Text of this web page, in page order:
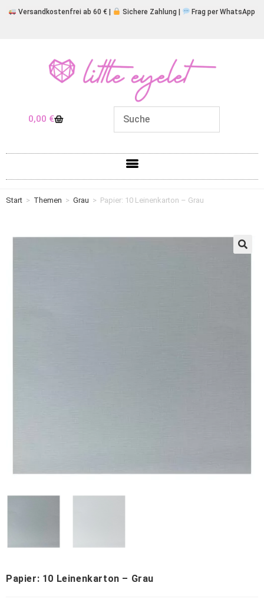
Versandkostenfrei ab 60 € | Sichere Zahlung | Frag per WhatsApp
0,00 €
Start > Themen > Grau > Papier: 10 Leinenkarton – Grau
Papier: 10 Leinenkarton – Grau